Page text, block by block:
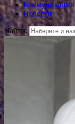
Коммуникации
Новости
Найти: